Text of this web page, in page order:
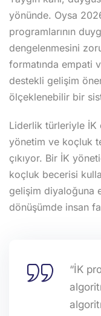
yönünde. Oysa
programlarının
dengelenmesini
formatında empati
destekli gelişim
ölçeklenebilir bir
Liderlik türleriyle İK
yönetim ve koçluk
çıkıyor. Bir İK
koçluk becerisi
gelişim diyaloğuna
dönüşümde insan
“İK